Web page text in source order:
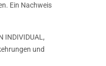
Ein Nachweis
INDIVIDUAL,
und